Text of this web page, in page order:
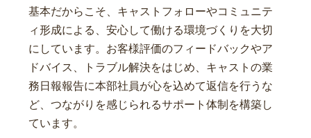
基本だからこそ、キャストフォローやコミュニテ
ィ形成による、安心して働ける環境づくりを大切
にしています。お客様評価のフィードバックやア
ドバイス、トラブル解決をはじめ、キャストの業
務日報報告に本部社員が心を込めて返信を行うな
ど、つながりを感じられるサポート体制を構築し
ています。